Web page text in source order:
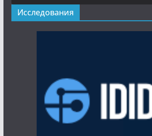
Исследования